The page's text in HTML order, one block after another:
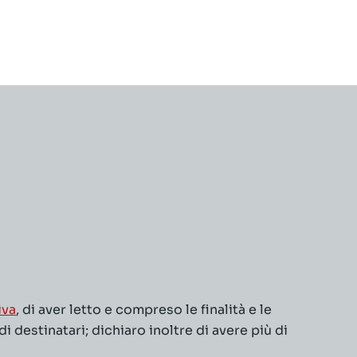
, di aver letto e compreso le finalità e le
destinatari; dichiaro inoltre di avere più di